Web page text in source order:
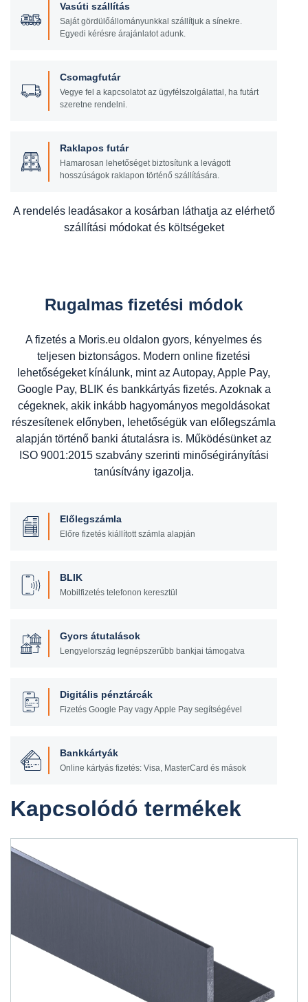
Vasúti szállítás
Saját gördülőállományunkkal szállítjuk a sínekre.
Egyedi kérésre árajánlatot adunk.
Csomagfutár
Vegye fel a kapcsolatot az ügyfélszolgálattal, ha futárt
szeretne rendelni.
Raklapos futár
Hamarosan lehetőséget biztosítunk a levágott
hosszúságok raklapon történő szállítására.
A rendelés leadásakor a kosárban láthatja az elérhető
szállítási módokat és költségeket
Rugalmas fizetési módok
A fizetés a Moris.eu oldalon gyors, kényelmes és
teljesen biztonságos. Modern online fizetési
lehetőségeket kínálunk, mint az Autopay, Apple Pay,
Google Pay, BLIK és bankkártyás fizetés. Azoknak a
cégeknek, akik inkább hagyományos megoldásokat
részesítenek előnyben, lehetőségük van előlegszámla
alapján történő banki átutalásra is. Működésünket az
ISO 9001:2015 szabvány szerinti minőségirányítási
tanúsítvány igazolja.
Előlegszámla
Előre fizetés kiállított számla alapján
BLIK
Mobilfizetés telefonon keresztül
Gyors átutalások
Lengyelország legnépszerűbb bankjai támogatva
Digitális pénztárcák
Fizetés Google Pay vagy Apple Pay segítségével
Bankkártyák
Online kártyás fizetés: Visa, MasterCard és mások
Kapcsolódó termékek